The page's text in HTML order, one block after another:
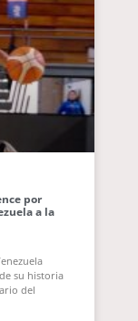
por
a la
su historia
del